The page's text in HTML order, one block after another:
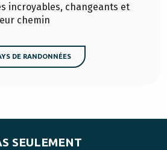
incroyables, changeants et
chemin
DE RANDONNÉES
SEULEMENT